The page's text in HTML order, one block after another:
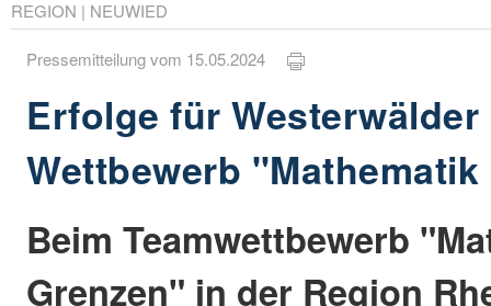
REGION | NEUWIED
Pressemitteilung vom 15.05.2024
Erfolge für
Wettbewerb
Beim Teamwettbewerb
Grenzen" in der Region